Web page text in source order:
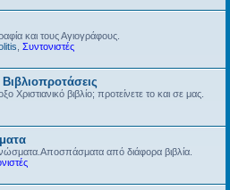
και τους Αγιογράφους.
Συντονιστές
Χριστιανικό βιβλίο; προτείνετε το και σε μας.
από διάφορα βιβλία.